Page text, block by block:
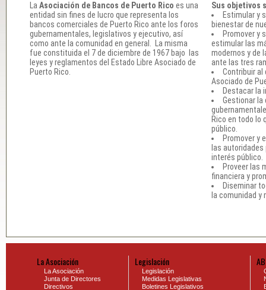
La Asociación de Bancos de Puerto Rico es una
entidad sin fines de lucro que representa los
bancos comerciales de Puerto Rico ante los foros
gubernamentales, legislativos y ejecutivo, así
como ante la comunidad en general. La misma
fue constituida el 7 de diciembre de 1967 bajo las
leyes y reglamentos del Estado Libre Asociado de
Puerto Rico.
Sus objetivos
Estimular y
bienestar de
Promover y
estimular las
modernos y de
ante las tres
Contribuir al
Asociado de
Destacar la
Gestionar la
Rico en todo lo
público.
Promover y
las
interés público.
Proveer las
financiera y
Diseminar
la comunidad
La Asociación
La Asociación
Junta de Directores
Directivos
Legislación
Legislación
Medidas Legislativas
Boletines Legislativos